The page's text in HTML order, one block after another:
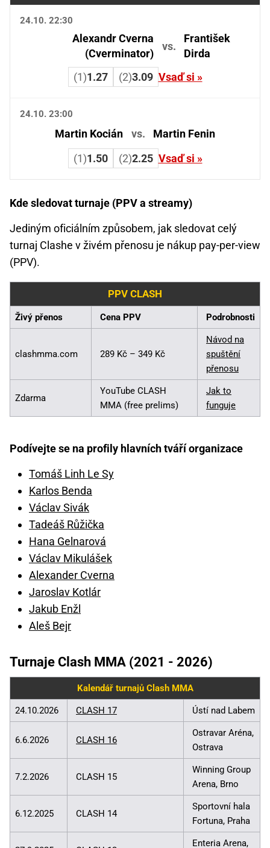
24.10. 22:30
Alexandr Cverna
(Cverminator)
vs.
František
Dirda
(1)1.27 (2)3.09 Vsaď si »
24.10. 23:00
Martin Kocián vs.
Martin Fenin
(1)1.50 (2)2.25 Vsaď si »
Kde sledovat turnaje (PPV a streamy)
Jediným oficiálním způsobem, jak sledovat celý
turnaj Clashe v živém přenosu je nákup pay-per-view
(PPV).
PPV CLASH
Živý přenos Cena PPV Podrobnosti
clashmma.com 289 Kč – 349 Kč
Návod na
spuštění
přenosu
Zdarma
YouTube CLASH
MMA (free prelims)
Jak to
funguje
Podívejte se na profily hlavních tváří organizace
Tomáš Linh Le Sy
Karlos Benda
Václav Sivák
Tadeáš Růžička
Hana Gelnarová
Václav Mikulášek
Alexander Cverna
Jaroslav Kotlár
Jakub Enžl
Aleš Bejr
Turnaje Clash MMA (2021 - 2026)
Kalendář turnajů Clash MMA
24.10.2026 CLASH 17 Ústí nad Labem
6.6.2026 CLASH 16
Ostravar Aréna,
Ostrava
7.2.2026 CLASH 15
Winning Group
Arena, Brno
6.12.2025 CLASH 14
Sportovní hala
Fortuna, Praha
Enteria Arena,